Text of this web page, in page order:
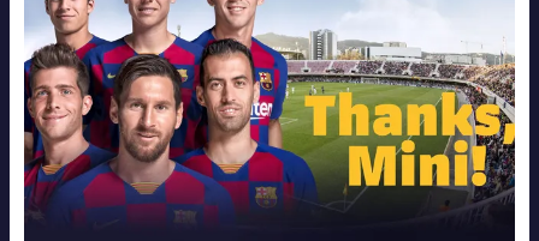
女子サッカー
plusicon
label.aria.plus
スケジュール
チケット
結果
バルサAtlètic
plusicon
label.aria.plus
スケジュール
チケット
PLUSICON
LABEL.ARIA.PLUS
トップチーム